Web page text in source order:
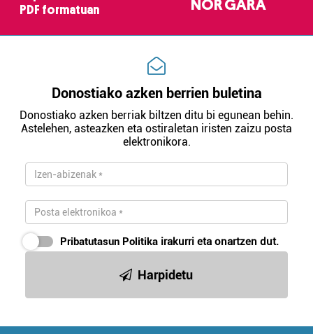
PDF formatuan
NOR GARA
Donostiako azken berrien buletina
Donostiako azken berriak biltzen ditu bi egunean behin.
Astelehen, asteazken eta ostiraletan iristen zaizu posta
elektronikora.
Pribatutasun Politika irakurri eta onartzen dut.
Harpidetu